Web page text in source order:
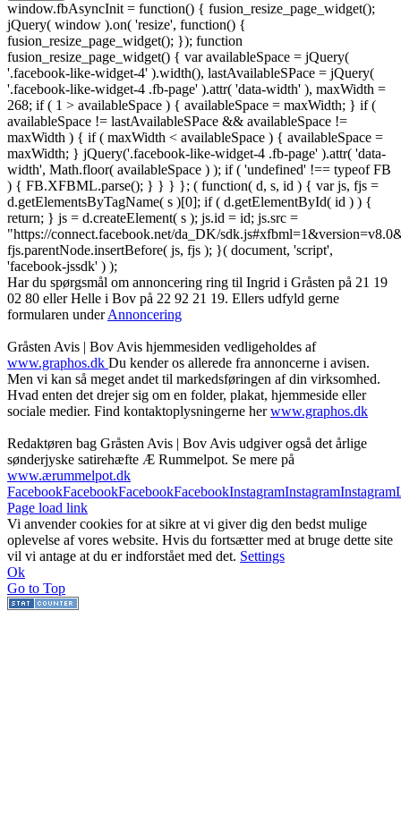
window.fbAsyncInit = function() { fusion_resize_page_widget();
jQuery( window ).on( 'resize', function() {
fusion_resize_page_widget(); }); function
fusion_resize_page_widget() { var availableSpace = jQuery(
'.facebook-like-widget-4' ).width(), lastAvailableSPace = jQuery(
'.facebook-like-widget-4 .fb-page' ).attr( 'data-width' ), maxWidth =
268; if ( 1 > availableSpace ) { availableSpace = maxWidth; } if (
availableSpace != lastAvailableSPace && availableSpace !=
maxWidth ) { if ( maxWidth < availableSpace ) { availableSpace =
maxWidth; } jQuery('.facebook-like-widget-4 .fb-page' ).attr( 'data-
width', Math.floor( availableSpace ) ); if ( 'undefined' !== typeof FB
) { FB.XFBML.parse(); } } } }; ( function( d, s, id ) { var js, fjs =
d.getElementsByTagName( s )[0]; if ( d.getElementById( id ) ) {
return; } js = d.createElement( s ); js.id = id; js.src =
"https://connect.facebook.net/da_DK/
fjs.parentNode.insertBefore( js, fjs ); }( document, 'script',
'facebook-jssdk' ) );
Har du spørgsmål om annoncering ring til Ingrid i Gråsten på 21 19
02 80 ‬eller Helle i Bov på 22 92 21 19‬. Ellers udfyld gerne
formularen underAnnoncering
Gråsten Avis | Bov Avis hjemmesiden vedligeholdes af
www.graphos.dk Du kender os allerede fra annoncerne i avisen.
Men vi kan så meget andet til markedsføringen af din virksomhed.
Hvad enten det drejer sig om en folder, plakat, hjemmeside eller
sociale medier. Find kontaktoplysningerne herwww.graphos.dk
Redaktøren bag Gråsten Avis | Bov Avis udgiver også det årlige
sønderjyske satirehæfte Æ Rummelpot. Se mere på
www.ærummelpot.dk
FacebookFacebookFacebookFacebookInstagramInstagramInstagram
Page load link
Vi anvender cookies for at sikre at vi giver dig den bedst mulige
oplevelse af vores website. Hvis du fortsætter med at bruge dette site
vil vi antage at du er indforstået med det. Settings
Ok
Go to Top